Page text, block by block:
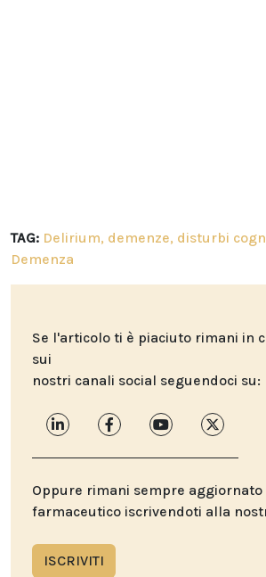
TAG: Delirium, demenze, disturbi
Demenza
Se l'articolo ti è piaciuto rimani in
sui
nostri canali social seguendoci su:
Oppure rimani sempre
farmaceutico iscrivendoti alla
ISCRIVITI